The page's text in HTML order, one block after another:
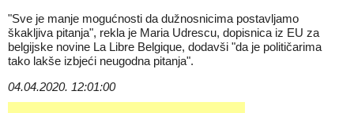
"Sve je manje mogućnosti da dužnosnicima postavljamo
škakljiva pitanja", rekla je Maria Udrescu, dopisnica iz EU za
belgijske novine La Libre Belgique, dodavši "da je političarima
tako lakše izbjeći neugodna pitanja".
04.04.2020. 12:01:00